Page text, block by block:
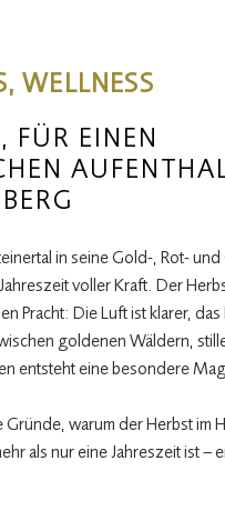
WELLNESS
FÜR EINEN
in seine Gold-, Rot-
voller Kraft. Der
Pracht: Die Luft ist klarer,
goldenen Wäldern,
entsteht eine besondere
warum der Herbst im
als nur eine Jahreszeit ist –